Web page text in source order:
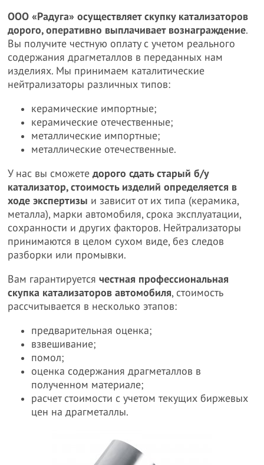
ООО «Радуга» осуществляет скупку катализаторов
дорого, оперативно выплачивает вознаграждение.
Вы получите честную оплату с учетом реального
содержания драгметаллов в переданных нам
изделиях. Мы принимаем каталитические
нейтрализаторы различных типов:
керамические импортные;
керамические отечественные;
металлические импортные;
металлические отечественные.
У нас вы сможетедорого сдать старый б/у
катализатор, стоимость изделий определяется в
ходе экспертизы и зависит от их типа (керамика,
металла), марки автомобиля, срока эксплуатации,
сохранности и других факторов. Нейтрализаторы
принимаются в целом сухом виде, без следов
разборки или промывки.
Вам гарантируетсячестная профессиональная
скупка катализаторов автомобиля, стоимость
рассчитывается в несколько этапов:
предварительная оценка;
взвешивание;
помол;
оценка содержания драгметаллов в
полученном материале;
расчет стоимости с учетом текущих биржевых
цен на драгметаллы.